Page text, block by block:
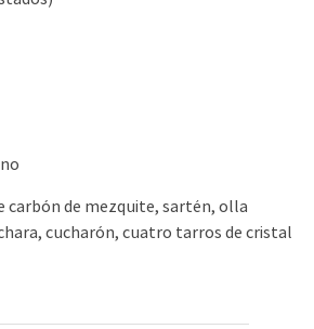
carbón de mezquite, sartén, olla
cucharón, cuatro tarros de cristal